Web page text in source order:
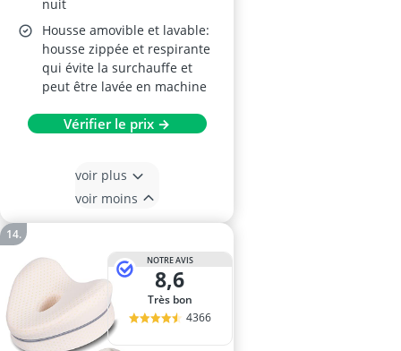
nuit
Housse amovible et lavable:
housse zippée et respirante
qui évite la surchauffe et
peut être lavée en machine
Vérifier le prix →
voir plus
voir moins
NOTRE AVIS
8,6
Très bon
4366